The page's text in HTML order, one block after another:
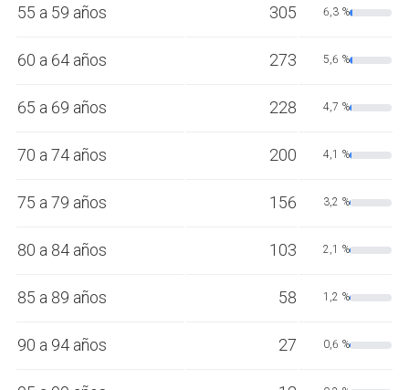
55 a 59 años 305 6,3 %
60 a 64 años 273 5,6 %
65 a 69 años 228 4,7 %
70 a 74 años 200 4,1 %
75 a 79 años 156 3,2 %
80 a 84 años 103 2,1 %
85 a 89 años 58 1,2 %
90 a 94 años 27 0,6 %